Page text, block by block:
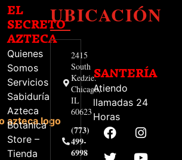
EL
SECRETO
AZTECA
Quienes
Somos
Servicios
Sabiduría
Azteca
Botanica
Store –
Tienda
UBICACIÓN
2415
South
Kedzie.
Chicago,
IL
60623
(773)
499-
6998
SANTERÍA
Atiendo
llamadas 24
Horas